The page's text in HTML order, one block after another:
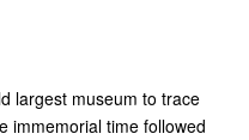
largest museum to trace
immemorial time followed